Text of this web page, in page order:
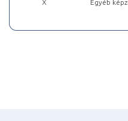
X
Egyéb